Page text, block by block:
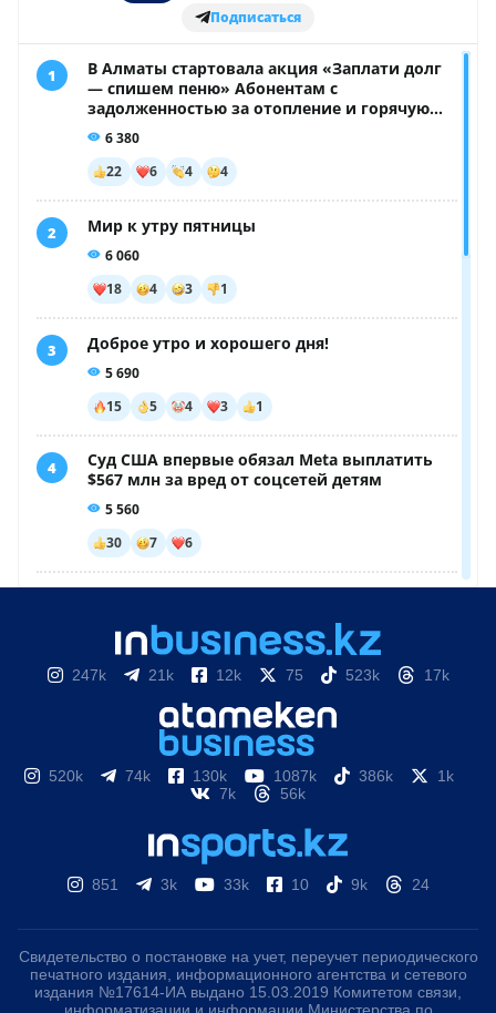
247k 21k 12k 75 523k 17k
520k 74k 130k 1087k 386k
1k
7k
56k
851 3k 33k 10 9k 24
Свидетельство о постановке на учет, переучет периодического
печатного издания, информационного агентства и сетевого
издания №17614-ИА выдано 15.03.2019 Комитетом связи,